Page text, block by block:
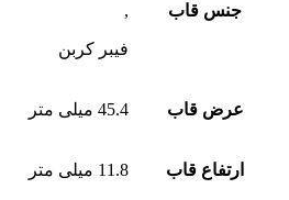
جنس قاب
,
فیبر کربن
عرض قاب 45.4 میلی متر
ارتفاع قاب 11.8 میلی متر